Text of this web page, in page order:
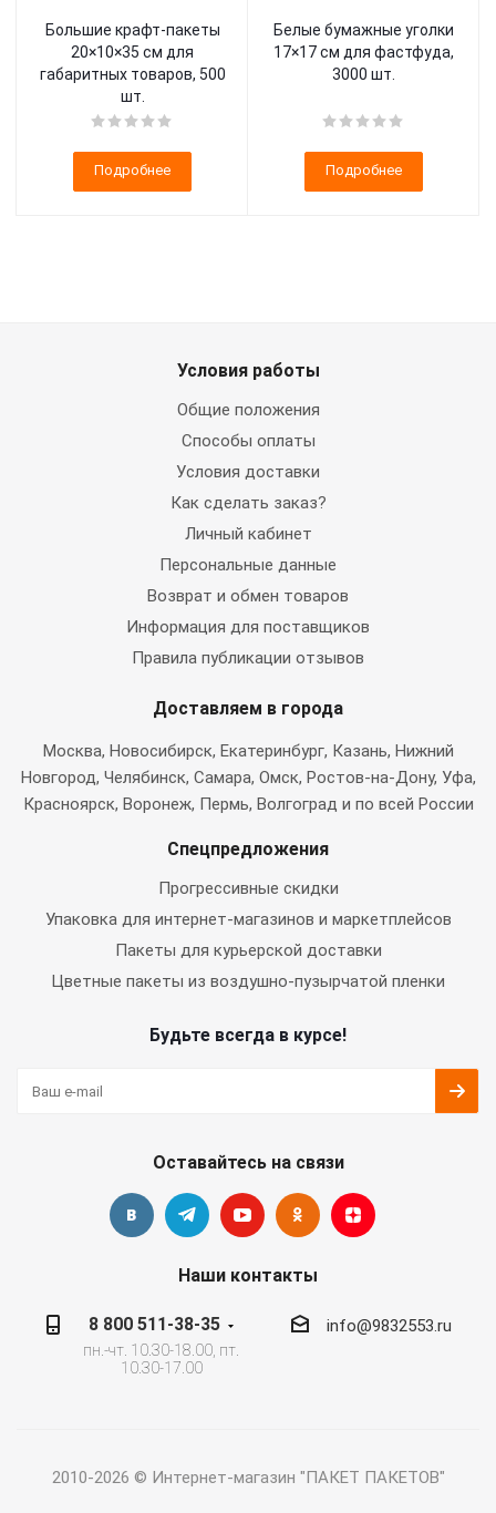
Большие крафт-пакеты
20×10×35 см для
габаритных товаров, 500
шт.
Подробнее
Белые бумажные уголки
17×17 см для фастфуда,
3000 шт.
Подробнее
Условия работы
Общие положения
Способы оплаты
Условия доставки
Как сделать заказ?
Личный кабинет
Персональные данные
Возврат и обмен товаров
Информация для поставщиков
Правила публикации отзывов
Доставляем в города
Москва, Новосибирск, Екатеринбург, Казань, Нижний
Новгород, Челябинск, Самара, Омск, Ростов-на-Дону, Уфа,
Красноярск, Воронеж, Пермь, Волгоград и по всей России
Спецпредложения
Прогрессивные скидки
Упаковка для интернет-магазинов и маркетплейсов
Пакеты для курьерской доставки
Цветные пакеты из воздушно-пузырчатой пленки
Будьте всегда в курсе!
Оставайтесь на связи
Наши контакты
8 800 511-38-35
пн.-чт. 10.30-18.00, пт.
10.30-17.00
info@9832553.ru
2010-2026 © Интернет-магазин "ПАКЕТ ПАКЕТОВ"